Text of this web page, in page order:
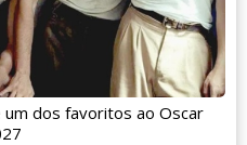
um dos favoritos ao Oscar